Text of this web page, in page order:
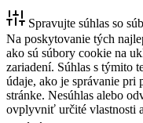
Spravujte súhlas so
Na poskytovanie tých
ako sú súbory cookie na
zariadení. Súhlas s týmito
údaje, ako je správanie pri
stránke. Nesúhlas alebo
ovplyvniť určité vlastnosti